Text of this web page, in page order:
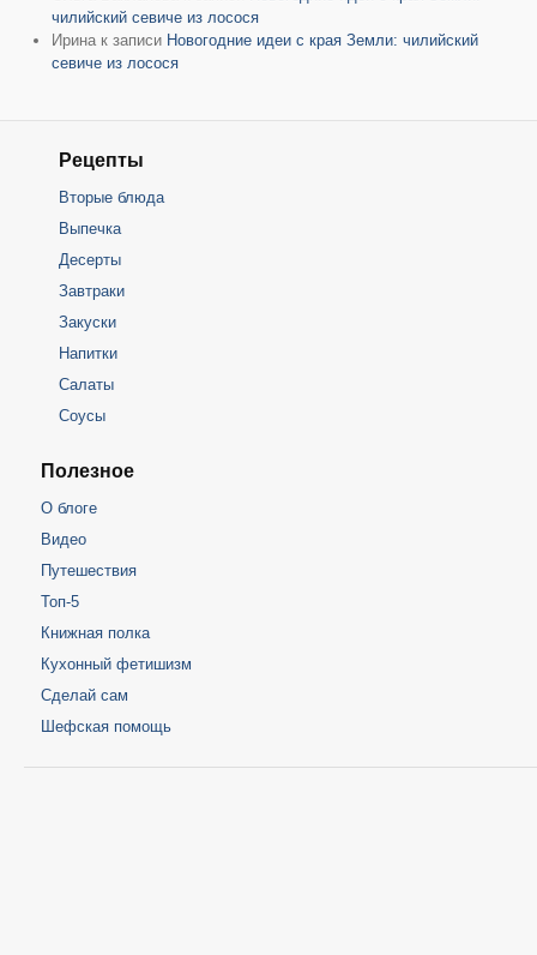
чилийский севиче из лосося
Ирина к записи Новогодние идеи с края Земли: чилийский
севиче из лосося
Рецепты
Вторые блюда
Выпечка
Десерты
Завтраки
Закуски
Напитки
Салаты
Соусы
Полезное
О блоге
Видео
Путешествия
Топ-5
Книжная полка
Кухонный фетишизм
Сделай сам
Шефская помощь